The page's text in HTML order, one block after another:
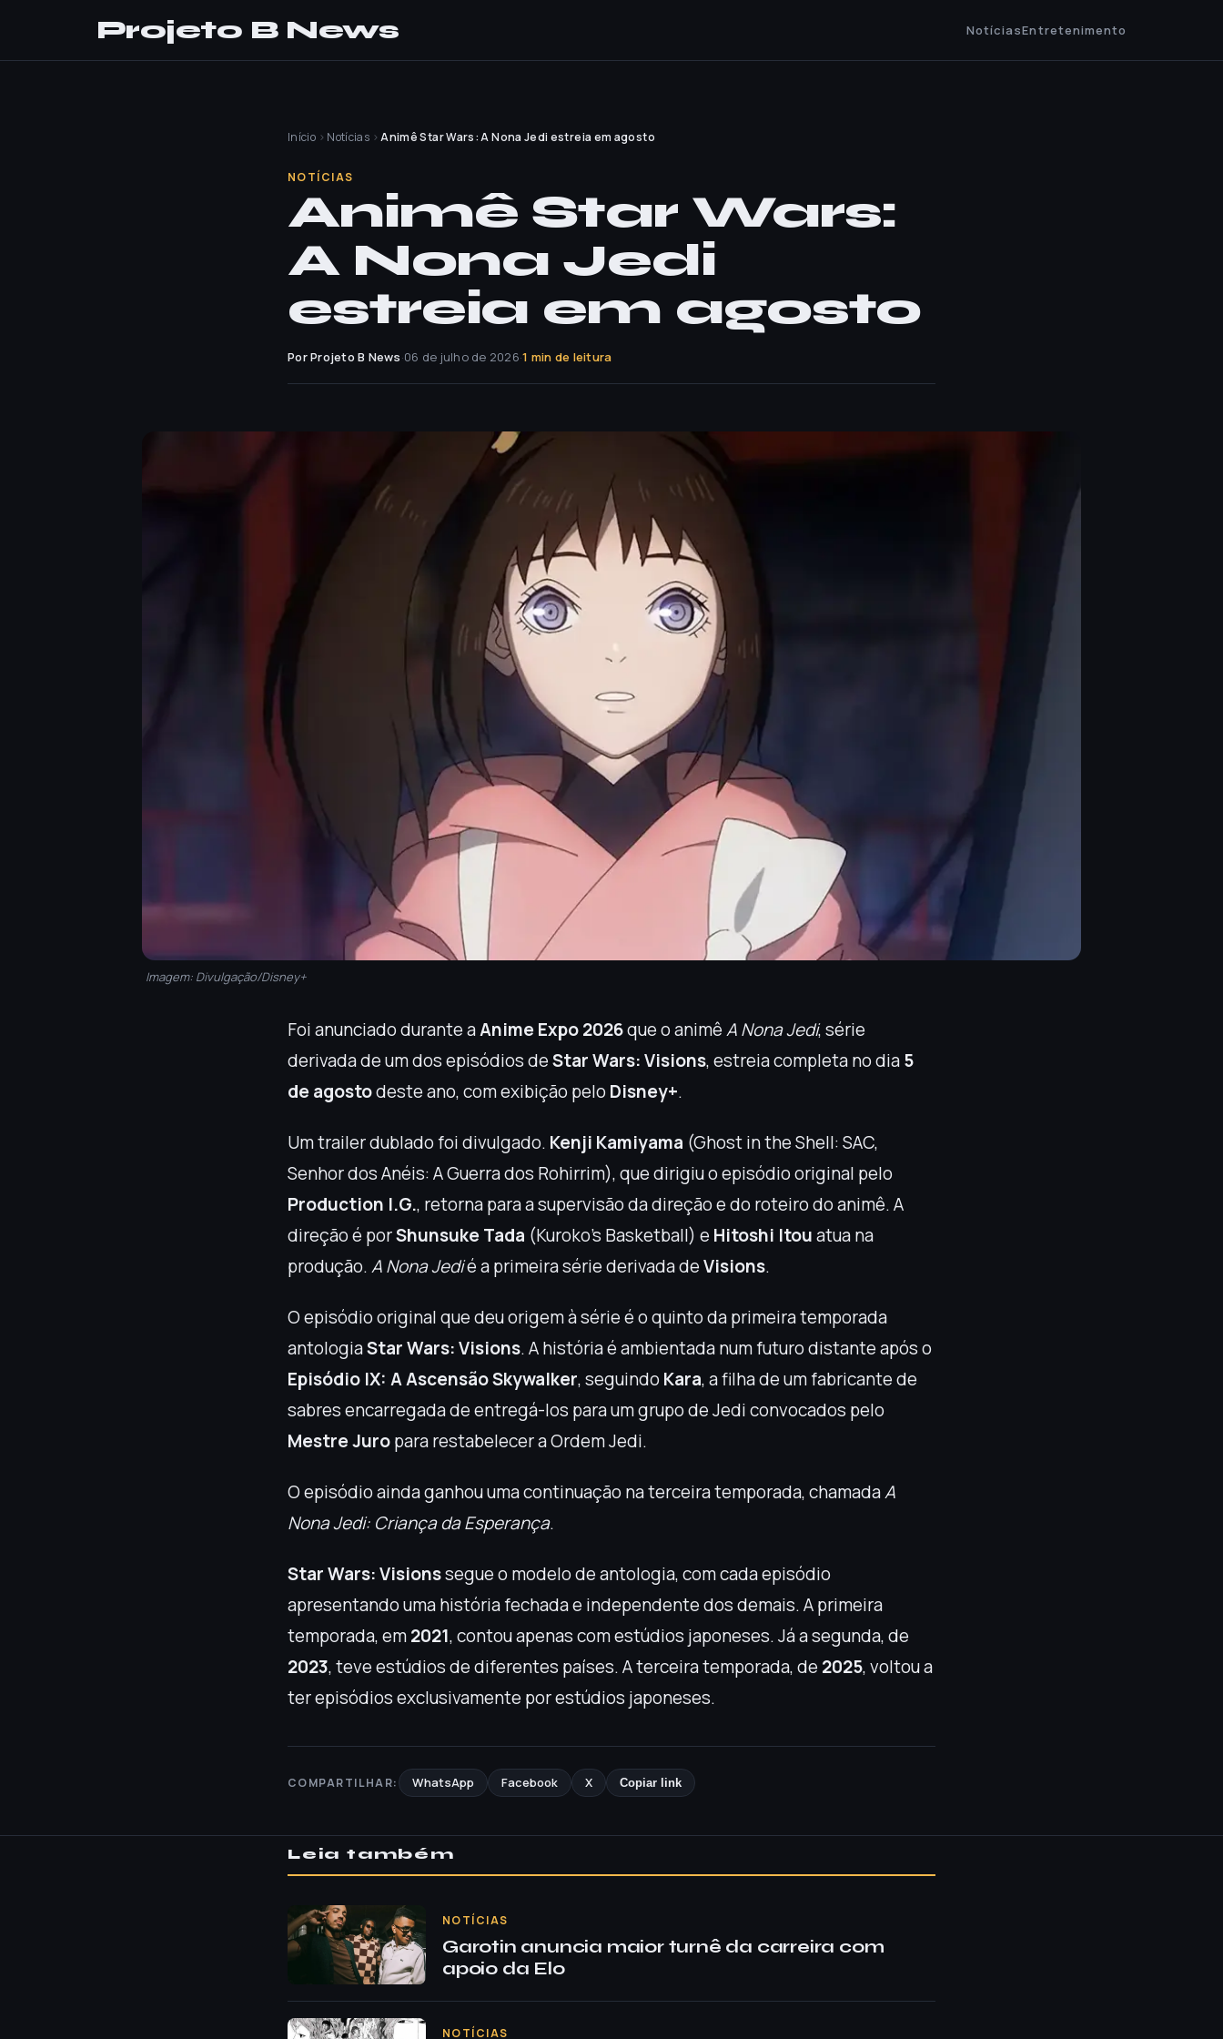
Projeto B News NotíciasEntretenimento
Início › Notícias › Animê Star Wars: A Nona Jedi estreia em agosto
NOTÍCIAS
Animê Star Wars:
A Nona Jedi
estreia em agosto
Por Projeto B News·06 de julho de 2026·1 min de leitura
Imagem: Divulgação/Disney+
Foi anunciado durante aAnime Expo 2026que o animêA Nona Jedi, série
derivada de um dos episódios deStar Wars: Visions, estreia completa no dia5
de agostodeste ano, com exibição peloDisney+.
Um trailer dublado foi divulgado. Kenji Kamiyama (Ghost in the Shell: SAC,
Senhor dos Anéis: A Guerra dos Rohirrim), que dirigiu o episódio original pelo
Production I.G., retorna para a supervisão da direção e do roteiro do animê. A
direção é porShunsuke Tada (Kuroko’s Basketball) e Hitoshi Itouatua na
produção.A Nona Jedié a primeira série derivada deVisions.
O episódio original que deu origem à série é o quinto da primeira temporada
antologiaStar Wars: Visions. A história é ambientada num futuro distante após o
Episódio IX: A Ascensão Skywalker, seguindoKara, a filha de um fabricante de
sabres encarregada de entregá-los para um grupo de Jedi convocados pelo
Mestre Juropara restabelecer a Ordem Jedi.
O episódio ainda ganhou uma continuação na terceira temporada, chamadaA
Nona Jedi: Criança da Esperança.
Star Wars: Visionssegue o modelo de antologia, com cada episódio
apresentando uma história fechada e independente dos demais. A primeira
temporada, em2021, contou apenas com estúdios japoneses. Já a segunda, de
2023, teve estúdios de diferentes países. A terceira temporada, de 2025, voltou a
ter episódios exclusivamente por estúdios japoneses.
COMPARTILHAR: WhatsApp Facebook X Copiar link
Leia também
NOTÍCIAS
Garotin anuncia maior turnê da carreira com
apoio da Elo
NOTÍCIAS